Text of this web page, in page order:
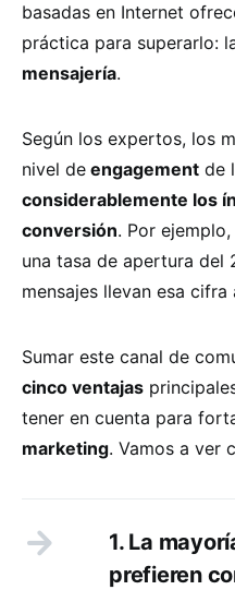
basadas en Internet
práctica para superarlo:
mensajería.
Según los expertos, los
nivel de engagement de
considerablemente los
conversión. Por
una tasa de apertura del
mensajes llevan esa cifra
Sumar este canal de
cinco ventajas
tener en cuenta para
marketing. Vamos a ver
1. La
prefieren